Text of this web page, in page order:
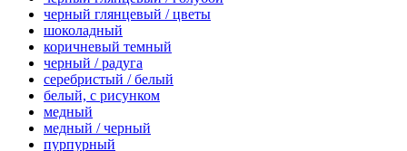
черный глянцевый / цветы
шоколадный
коричневый темный
черный / радуга
серебристый / белый
белый, с рисунком
медный
медный / черный
пурпурный